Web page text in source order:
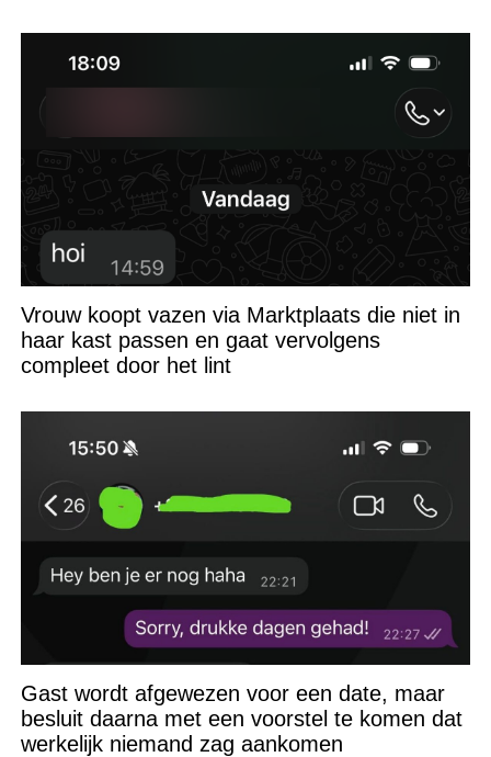
Vrouw koopt vazen via Marktplaats die niet in
haar kast passen en gaat vervolgens
compleet door het lint
Gast wordt afgewezen voor een date, maar
besluit daarna met een voorstel te komen dat
werkelijk niemand zag aankomen